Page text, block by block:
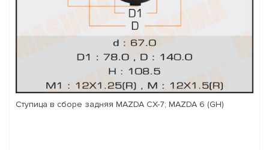
Ступица в сборе задняя MAZDA CX-7; MAZDA 6 (GH)